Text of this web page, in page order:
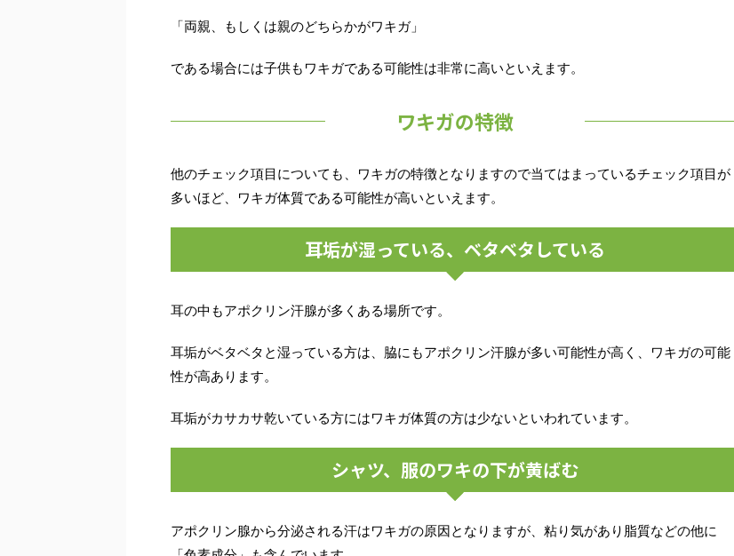
「両親、もしくは親のどちらかがワキガ」
である場合には子供もワキガである可能性は非常に高いといえます。
ワキガの特徴
他のチェック項目についても、ワキガの特徴となりますので当てはまっているチェック項目が
多いほど、ワキガ体質である可能性が高いといえます。
耳垢が湿っている、ベタベタしている
耳の中もアポクリン汗腺が多くある場所です。
耳垢がベタベタと湿っている方は、脇にもアポクリン汗腺が多い可能性が高く、ワキガの可能
性が高あります。
耳垢がカサカサ乾いている方にはワキガ体質の方は少ないといわれています。
シャツ、服のワキの下が黄ばむ
アポクリン腺から分泌される汗はワキガの原因となりますが、粘り気があり脂質などの他に